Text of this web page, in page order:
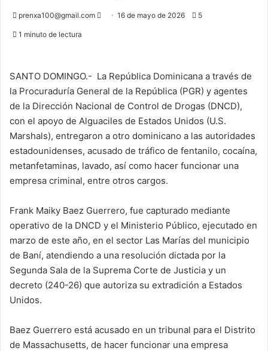
prenxa100@gmail.com
Send16 de mayo de 2026 5
1 minuto de lectura
SANTO DOMINGO.- La República Dominicana a través de
la Procuraduría General de la República (PGR) y agentes
de la Dirección Nacional de Control de Drogas (DNCD),
con el apoyo de Alguaciles de Estados Unidos (U.S.
Marshals), entregaron a otro dominicano a las autoridades
estadounidenses, acusado de tráfico de fentanilo, cocaína,
metanfetaminas, lavado, así como hacer funcionar una
empresa criminal, entre otros cargos.
Frank Maiky Baez Guerrero, fue capturado mediante
operativo de la DNCD y el Ministerio Público, ejecutado en
marzo de este año, en el sector Las Marías del municipio
de Baní, atendiendo a una resolución dictada por la
Segunda Sala de la Suprema Corte de Justicia y un
decreto (240-26) que autoriza su extradición a Estados
Unidos.
Baez Guerrero está acusado en un tribunal para el Distrito
de Massachusetts, de hacer funcionar una empresa